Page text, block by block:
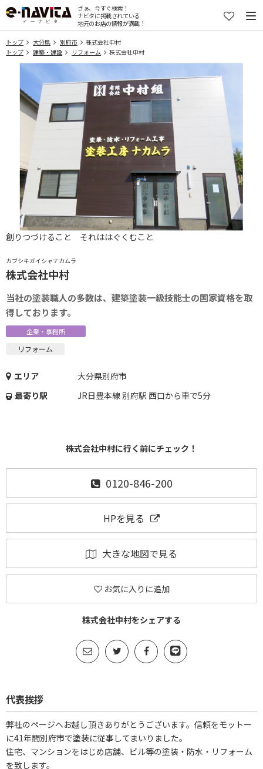
さぁ、今すぐ検索！
ナビタに掲載されている
地元のお店の情報が満載！
トップ 大分県 別府市
株式会社中村
トップ
建築・建設 リフォーム 株式会社中村
カブシキガイシャナカムラ
株式会社中村
当社の塗装職人の多数は、建築塗装一級技能士の国家資格を取
得しております。
企業・事務所
リフォーム
エリア
大分県別府市
最寄り駅
JR日豊本線 別府駅 西口から車で5分
株式会社中村に行く前にチェック！
0120-846-200
HPを見る
大きな地図で見る
お気に入りに追加
株式会社中村をシェアする
創りつづけること それははぐくむこと
代表挨拶
弊社のページへお越し頂きありがとうございます。信頼をモットー
に41年間別府市で塗装に従事してまいりました。
住宅、マンションをはじめ店舗、ビル等の塗装・防水・リフォーム
を致します。